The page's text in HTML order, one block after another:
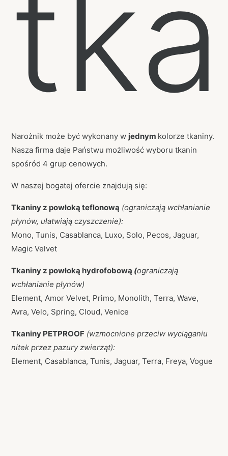
Narożnik może być wykonany w jednym kolorze tkaniny.
Nasza firma daje Państwu możliwość wyboru tkanin
spośród 4 grup cenowych.
W naszej bogatej ofercie znajdują się:
Tkaniny z powłoką teflonową (ograniczają wchłanianie
płynów, ułatwiają czyszczenie):
Mono, Tunis, Casablanca, Luxo, Solo, Pecos, Jaguar,
Magic Velvet
Tkaniny z powłoką hydrofobową (ograniczają
wchłanianie płynów)
Element, Amor Velvet, Primo, Monolith, Terra, Wave,
Avra, Velo, Spring, Cloud, Venice
Tkaniny PETPROOF (wzmocnione przeciw wyciąganiu
nitek przez pazury zwierząt):
Element, Casablanca, Tunis, Jaguar, Terra, Freya, Vogue